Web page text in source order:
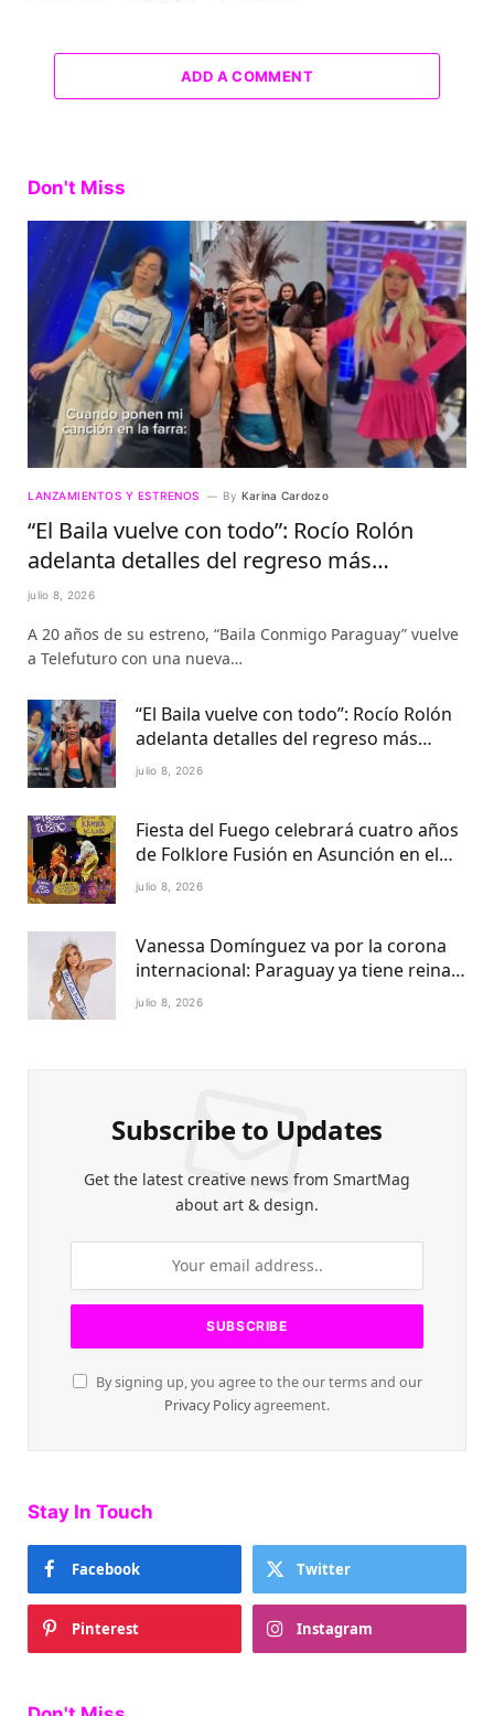
ADD A COMMENT
Don't Miss
LANZAMIENTOS Y ESTRENOS By Karina Cardozo
“El Baila vuelve con todo”: Rocío Rolón
adelanta detalles del regreso más
esperado de la televisión paraguaya
julio 8, 2026
A 20 años de su estreno, “Baila Conmigo Paraguay” vuelve
a Telefuturo con una nueva…
“El Baila vuelve con todo”: Rocío Rolón
adelanta detalles del regreso más
esperado de la televisión paraguaya
julio 8, 2026
Fiesta del Fuego celebrará cuatro años
de Folklore Fusión en Asunción en el
Centro Cultural del Puerto
julio 8, 2026
Vanessa Domínguez va por la corona
internacional: Paraguay ya tiene reina
Petite 2027
julio 8, 2026
Subscribe to Updates
Get the latest creative news from SmartMag
about art & design.
By signing up, you agree to the our terms and our
Privacy Policyagreement.
Stay In Touch
Facebook Twitter
Pinterest Instagram